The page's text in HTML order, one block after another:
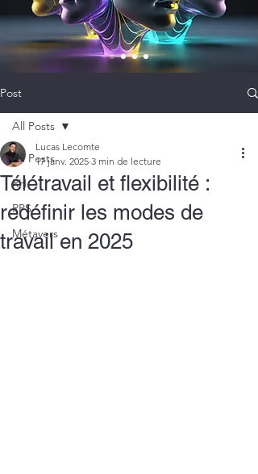
Post
All Posts
RH
RPS
Métavers
All Posts
Télétravail et flexibilité :
redéfinir les modes de
travail en 2025
Lucas Lecomte
17 janv. 2025 3 min de lecture